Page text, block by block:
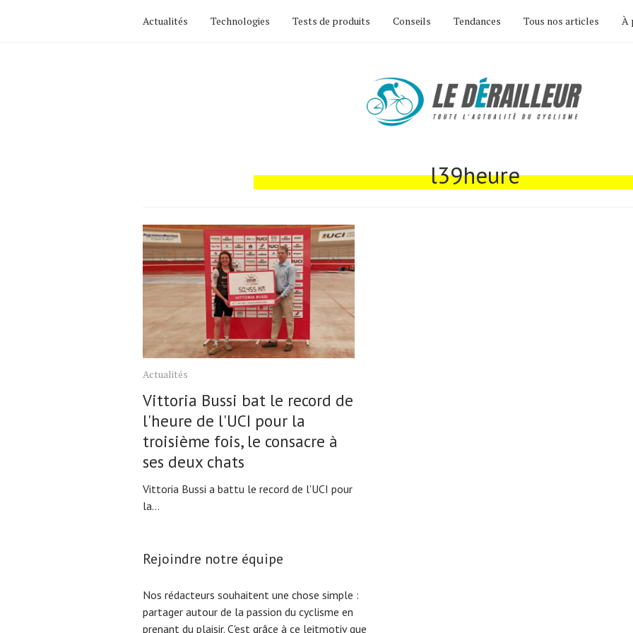
Actualités Technologies Tests de produits Conseils Tendances Tous nos articles À
l39heure
Actualités
Vittoria Bussi bat le record de
l'heure de l'UCI pour la
troisième fois, le consacre à
ses deux chats
Vittoria Bussi a battu le record de l'UCI pour
la...
Rejoindre notre équipe
Nos rédacteurs souhaitent une chose simple :
partager autour de la passion du cyclisme en
prenant du plaisir. C'est grâce à ce leitmotiv que